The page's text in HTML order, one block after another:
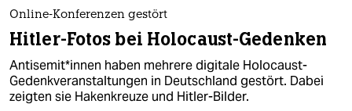
Online-Konferenzen gestört
Hitler-Fotos bei Holocaust-Gedenken
Antisemit*innen haben mehrere digitale Holocaust-
Gedenkveranstaltungen in Deutschland gestört. Dabei
zeigten sie Hakenkreuze und Hitler-Bilder.